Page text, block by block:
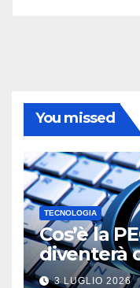
You missed
TECNOLOGIA
Cos’è la
diventerà
2026?
3 LUGLIO 2026